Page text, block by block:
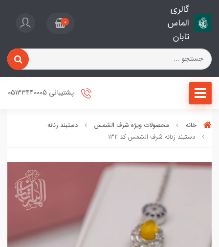
گالری
الماس
تابان
0
پشتیبانی 05133440005
خانه محصولات ویژه شرف الشمس
دستبند زنانه
دستبند زنانه شرف الشمس کد 13۲